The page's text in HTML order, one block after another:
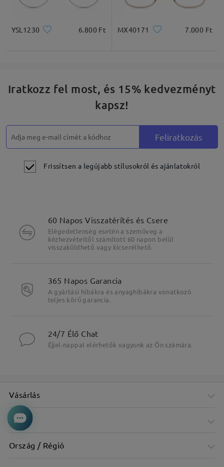
YSL1230 6.800 Ft MX40171 7.000 Ft
Iratkozz fel most, és 15% kedvezményt
kapsz!
Feliratkozás
Frissítsen a legújabb stílusokról és ajánlatokról
60 Napos Visszatérítés és Csere
Elégedetlenség esetén a szemüveg a
kézhezvételtől számított 60 napon belül
visszaküldhető vagy kicserélhető.
365 Napos Garancia
A gyártási hibákra és anyaghibákra vonatkozó
teljes körű garancia.
24/7 Élő Chat
Éjjel-nappal elérhetők vagyunk az Ön számára.
Vásárlás
Cég
Ország / Régió